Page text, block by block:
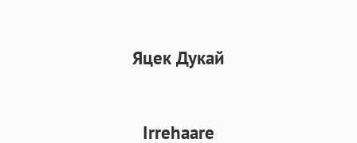
Garamond Fira Sans
Яцек Дукай
Irrehaare